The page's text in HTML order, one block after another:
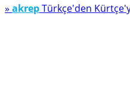
» akrepTürkçe'den